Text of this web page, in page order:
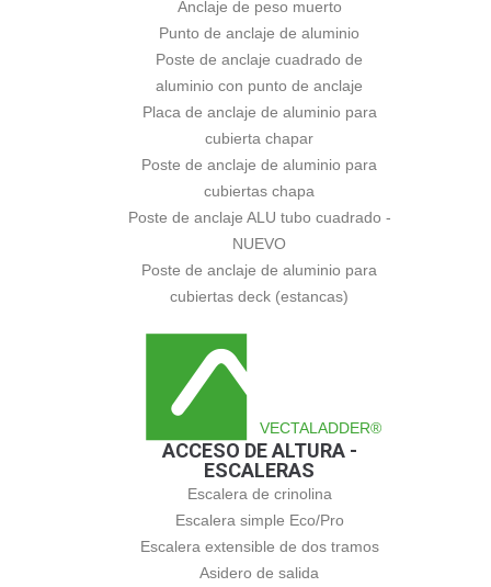
Anclaje de peso muerto
Punto de anclaje de aluminio
Poste de anclaje cuadrado de
aluminio con punto de anclaje
Placa de anclaje de aluminio para
cubierta chapar
Poste de anclaje de aluminio para
cubiertas chapa
Poste de anclaje ALU tubo cuadrado -
NUEVO
Poste de anclaje de aluminio para
cubiertas deck (estancas)
VECTALADDER®
ACCESO DE ALTURA -
ESCALERAS
Escalera de crinolina
Escalera simple Eco/Pro
Escalera extensible de dos tramos
Asidero de salida